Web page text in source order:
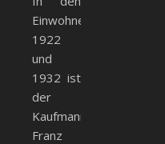
Einwohnerverzeichnissen
1922
und
1932 ist
der
Kaufmann
Franz